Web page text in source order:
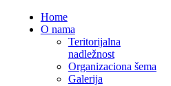
Home
O nama
Teritorijalna
nadležnost
Organizaciona šema
Galerija